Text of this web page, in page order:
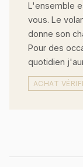
L'ensemble
vous. Le
donne son
Pour des
quotidien
ACHAT